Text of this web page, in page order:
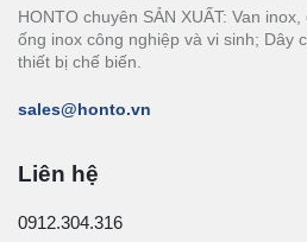
HONTO chuyên SẢN XUẤT: Van
ống inox công nghiệp và vi sinh; Dây
thiết bị chế biến.
sales@honto.vn
Liên hệ
0912.304.316